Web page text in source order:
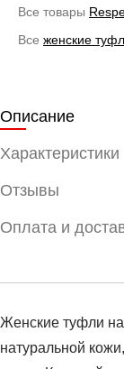
Все товары
Все женские
Описание
Характеристики
Отзывы
Оплата и
Женские туфли
натуральной